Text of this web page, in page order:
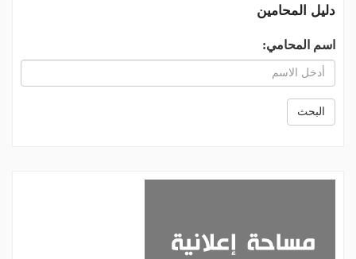
دليل المحامين
اسم المحامي:
البحث